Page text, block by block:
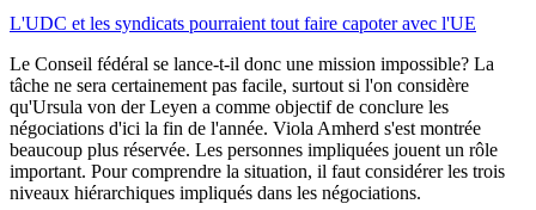
L'UDC et les syndicats pourraient tout faire capoter avec l'UE
Le Conseil fédéral se lance-t-il donc une mission impossible? La
tâche ne sera certainement pas facile, surtout si l'on considère
qu'Ursula von der Leyen a comme objectif de conclure les
négociations d'ici la fin de l'année. Viola Amherd s'est montrée
beaucoup plus réservée. Les personnes impliquées jouent un rôle
important. Pour comprendre la situation, il faut considérer les trois
niveaux hiérarchiques impliqués dans les négociations.